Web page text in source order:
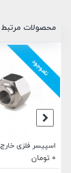
محصولات مرتبط
اسپیسر فلزی خارج از مرکز مناسب برای رگلاژ مکانیسم های حرکتی Openbuilds طول 6.35 میلی متر